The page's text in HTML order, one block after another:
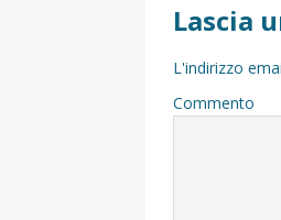
Lascia
L'indirizzo
Commento